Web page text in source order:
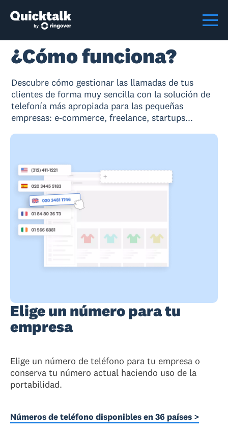
¿Cómo funciona?
Descubre cómo gestionar las llamadas de tus
clientes de forma muy sencilla con la solución de
telefonía más apropiada para las pequeñas
empresas: e-commerce, freelance, startups...
Elige un número para tu
empresa
Elige un número de teléfono para tu empresa o
conserva tu número actual haciendo uso de la
portabilidad.
Números de teléfono disponibles en 36 países >